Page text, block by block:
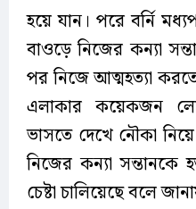
হয়ে যান। পরে বর্নি
বাওড়ে নিজের কন্যা
পর নিজে আত্মহত্যা
এলাকার কয়েকজন
ভাসতে দেখে নৌকা
নিজের কন্যা সন্তানকে
চেষ্টা চালিয়েছে বলে